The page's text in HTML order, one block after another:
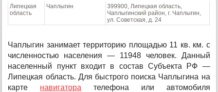
Липецкая
область
Чаплыгин
399900, Липецкая область,
Чаплыгинский район, г. Чаплыгин,
ул. Советская, д. 24
Чаплыгин занимает территорию площадью 11 кв. км. с
численностью населения — 11948 человек. Данный
населенный пункт входит в состав Субъекта РФ —
Липецкая область. Для быстрого поиска Чаплыгина на
карте навигатора телефона или автомобиля